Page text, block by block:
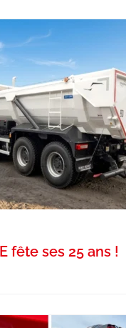
fête ses 25 ans !